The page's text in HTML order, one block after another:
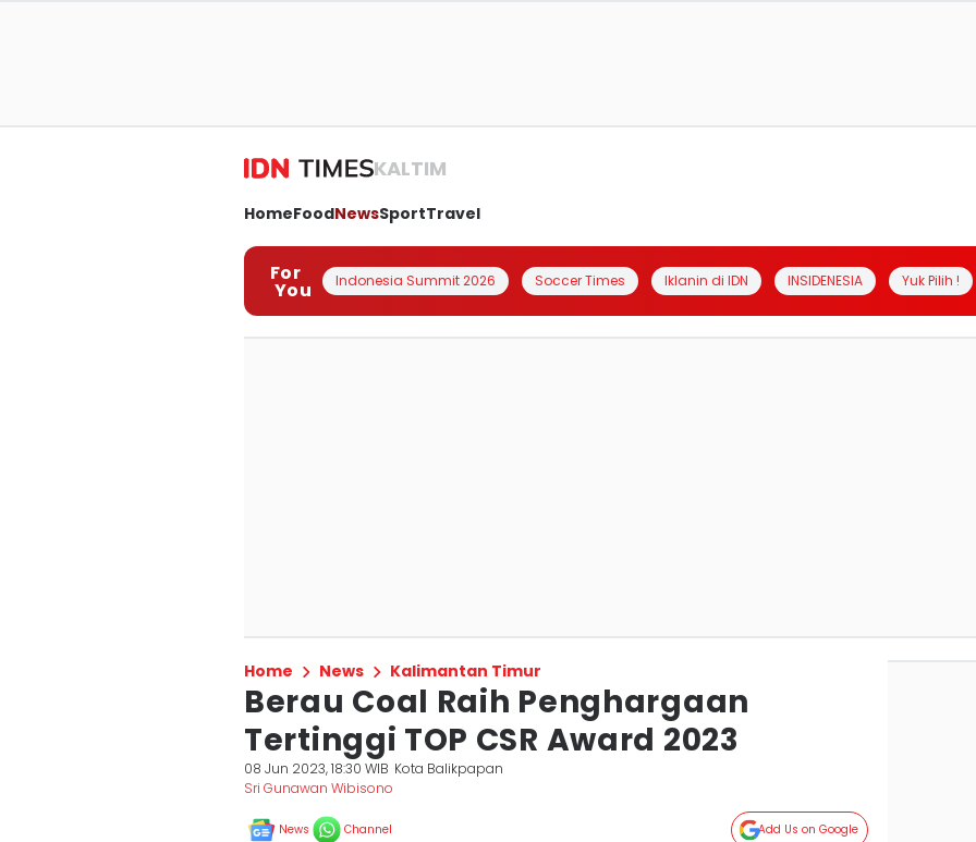
KALTIM
HomeFoodNewsSportTravel
For
You Indonesia Summit 2026 Soccer Times Iklanin di IDN INSIDENESIA Yuk Pilih !
Home News Kalimantan Timur
Berau Coal Raih Penghargaan
Tertinggi TOP CSR Award 2023
08 Jun 2023, 18:30 WIB Kota Balikpapan
Sri Gunawan Wibisono
News Channel Add Us on Google